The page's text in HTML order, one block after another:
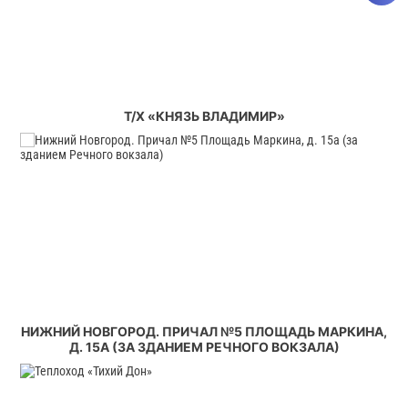
Т/Х «КНЯЗЬ ВЛАДИМИР»
НИЖНИЙ НОВГОРОД. ПРИЧАЛ №5 ПЛОЩАДЬ МАРКИНА,
Д. 15А (ЗА ЗДАНИЕМ РЕЧНОГО ВОКЗАЛА)